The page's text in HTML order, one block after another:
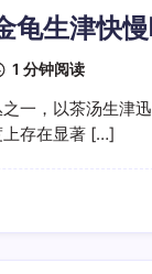
龟生津快
1 分钟阅读
一，以茶汤生津
上存在显著 […]